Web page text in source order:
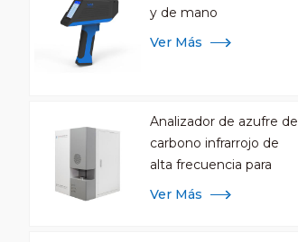
y de mano
Ver Más
Analizador de azufre de
carbono infrarrojo de
alta frecuencia para
análisis de metales
Ver Más